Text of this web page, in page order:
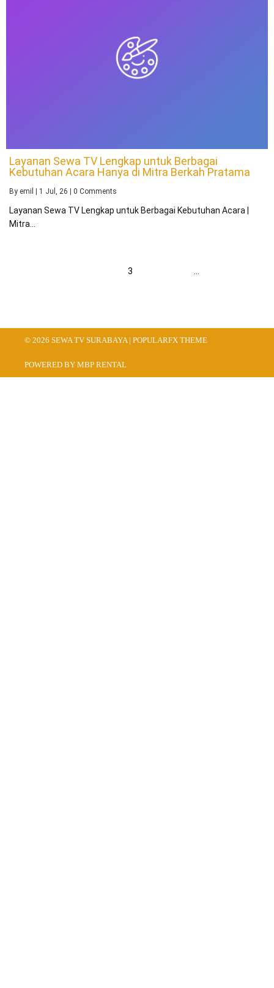
Layanan Sewa TV Lengkap untuk Berbagai
Kebutuhan Acara Hanya di Mitra Berkah Pratama
By emil 1 Jul, 26 0 Comments
Layanan Sewa TV Lengkap untuk Berbagai Kebutuhan Acara |
Mitra…
3
© 2026 SEWA TV SURABAYA | POPULARFX THEME
POWERED BY MBP RENTAL